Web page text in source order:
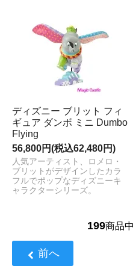
ディズニー ブリット フィ
ギュア ダンボ ミニ Dumbo
Flying
56,800円(税込62,480円)
人気アーティスト、ロメロ・
ブリットがデザインしたカラ
フルでポップなディズニーキ
ャラクターシリーズ。
199商品中
前へ